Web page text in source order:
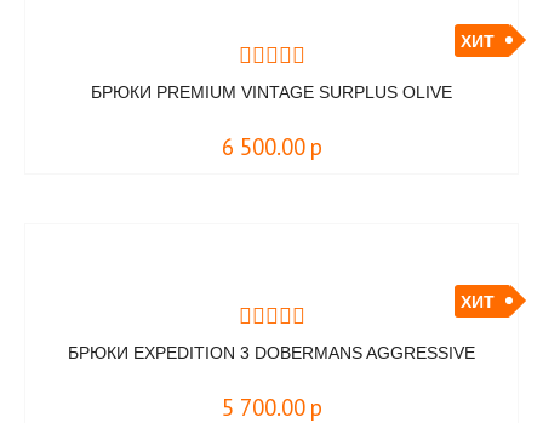
ХИТ
БРЮКИ PREMIUM VINTAGE SURPLUS OLIVE
6 500.00 р
ХИТ
БРЮКИ EXPEDITION 3 DOBERMANS AGGRESSIVE
5 700.00 р